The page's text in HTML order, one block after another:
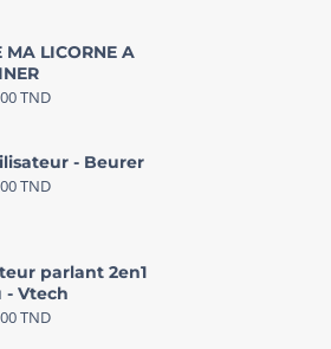
MA LICORNE A
TND
- Beurer
TND
parlant 2en1
- Vtech
TND